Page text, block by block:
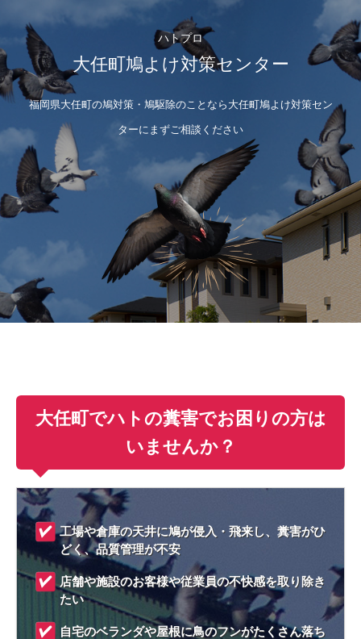
ハトプロ
大任町鳩よけ対策センター
福岡県大任町の鳩対策・鳩駆除のことなら大任町鳩よけ対策セン
ターにまずご相談ください
大任町でハトの糞害でお困りの方は
いませんか？
工場や倉庫の天井に鳩が侵入・飛来し、糞害がひ
どく、品質管理が不安
店舗や施設のお客様や従業員の不快感を取り除き
たい
自宅のベランダや屋根に鳥のフンがたくさん落ち